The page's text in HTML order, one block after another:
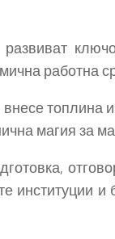
работна
топлина
магия за
и